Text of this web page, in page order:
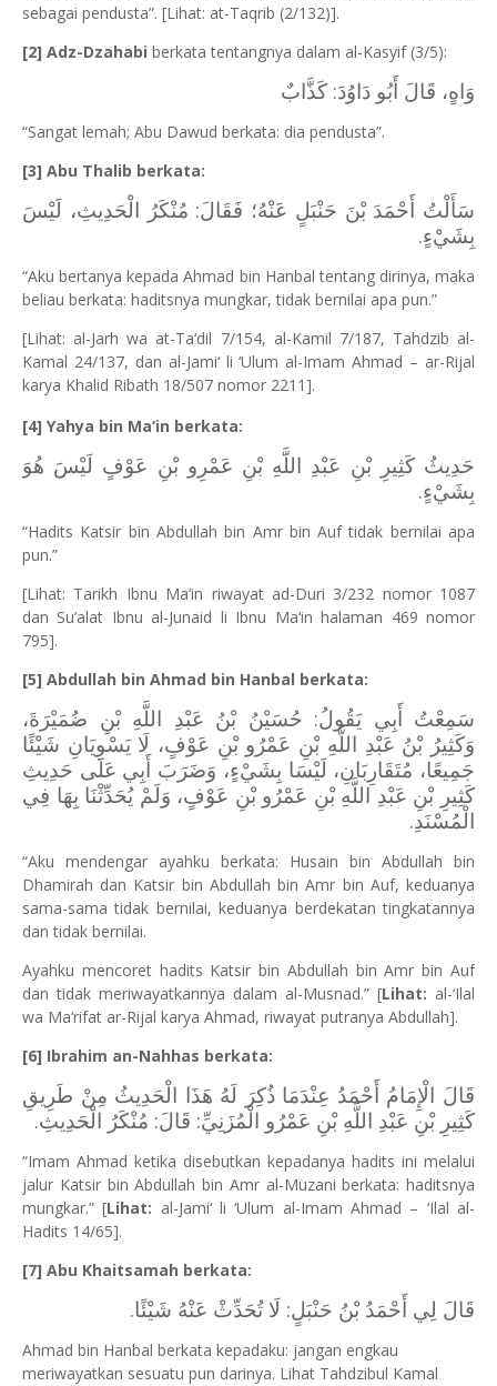
sebagai pendusta”. [Lihat: at-Taqrib (2/132)].
[2] Adz-Dzahabi berkata tentangnya dalam al-Kasyif (3/5):
وَاهٍ، قَالَ أَبُو دَاوُدَ: كَذَّابٌ
“Sangat lemah; Abu Dawud berkata: dia pendusta”.
[3] Abu Thalib berkata:
سَأَلْتُ أَحْمَدَ بْنَ حَنْبَلٍ عَنْهُ؛ فَقَالَ: مُنْكَرُ الْحَدِيثِ، لَيْسَ
بِشَيْءٍ.
“Aku bertanya kepada Ahmad bin Hanbal tentang dirinya, maka
beliau berkata: haditsnya mungkar, tidak bernilai apa pun.”
[Lihat: al-Jarh wa at-Ta‘dil 7/154, al-Kamil 7/187, Tahdzib al-
Kamal 24/137, dan al-Jami‘ li ‘Ulum al-Imam Ahmad – ar-Rijal
karya Khalid Ribath 18/507 nomor 2211].
[4] Yahya bin Ma‘in berkata:
حَدِيثُ كَثِيرِ بْنِ عَبْدِ اللَّهِ بْنِ عَمْرِو بْنِ عَوْفٍ لَيْسَ هُوَ
بِشَيْءٍ.
“Hadits Katsir bin Abdullah bin Amr bin Auf tidak bernilai apa
pun.”
[Lihat: Tarikh Ibnu Ma‘in riwayat ad-Duri 3/232 nomor 1087
dan Su’alat Ibnu al-Junaid li Ibnu Ma‘in halaman 469 nomor
795].
[5] Abdullah bin Ahmad bin Hanbal berkata:
سَمِعْتُ أَبِي يَقُولُ: حُسَيْنُ بْنُ عَبْدِ اللَّهِ بْنِ ضُمَيْرَةَ،
وَكَثِيرُ بْنُ عَبْدِ اللَّهِ بْنِ عَمْرُو بْنِ عَوْفٍ، لَا يَسْوِيَانِ شَيْئًا
جَمِيعًا، مُتَقَارِبَانِ، لَيْسَا بِشَيْءٍ، وَضَرَبَ أَبِي عَلَى حَدِيثِ
كَثِيرِ بْنِ عَبْدِ اللَّهِ بْنِ عَمْرُو بْنِ عَوْفٍ، وَلَمْ يُحَدِّثْنَا بِهَا فِي
الْمُسْنَدِ.
“Aku mendengar ayahku berkata: Husain bin Abdullah bin
Dhamirah dan Katsir bin Abdullah bin Amr bin Auf, keduanya
sama-sama tidak bernilai, keduanya berdekatan tingkatannya
dan tidak bernilai.
Ayahku mencoret hadits Katsir bin Abdullah bin Amr bin Auf
dan tidak meriwayatkannya dalam al-Musnad.” [Lihat: al-‘Ilal
wa Ma‘rifat ar-Rijal karya Ahmad, riwayat putranya Abdullah].
[6] Ibrahim an-Nahhas berkata:
قَالَ الْإِمَامُ أَحْمَدُ عِنْدَمَا ذُكِرَ لَهُ هَذَا الْحَدِيثُ مِنْ طَرِيقِ
كَثِيرِ بْنِ عَبْدِ اللَّهِ بْنِ عَمْرُو الْمُزَنِيِّ: قَالَ: مُنْكَرُ الْحَدِيثِ.
“Imam Ahmad ketika disebutkan kepadanya hadits ini melalui
jalur Katsir bin Abdullah bin Amr al-Muzani berkata: haditsnya
mungkar.” [Lihat: al-Jami‘ li ‘Ulum al-Imam Ahmad – ‘Ilal al-
Hadits 14/65].
[7] Abu Khaitsamah berkata:
قَالَ لِي أَحْمَدُ بْنُ حَنْبَلٍ: لَا تُحَدِّثْ عَنْهُ شَيْئًا.
Ahmad bin Hanbal berkata kepadaku: jangan engkau
meriwayatkan sesuatu pun darinya. Lihat Tahdzibul Kamal